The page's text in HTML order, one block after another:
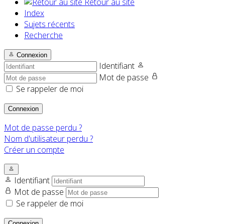
Index
Sujets récents
Recherche
Connexion
Identifiant
Mot de passe
Se rappeler de moi
Connexion
Mot de passe perdu ?
Nom d'utilisateur perdu ?
Créer un compte
Identifiant
Mot de passe
Se rappeler de moi